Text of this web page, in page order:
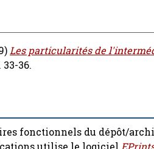
Les particularités de
36.
fonctionnels du dépôt/